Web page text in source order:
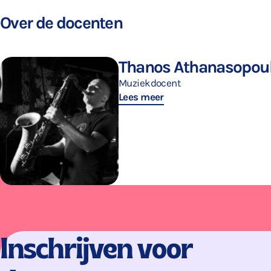
Over de docenten
Thanos
Muziekdocent
Lees meer
Inschrijven voor